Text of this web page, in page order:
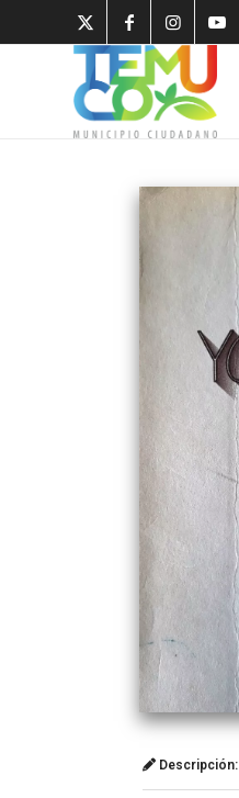
Descripción: